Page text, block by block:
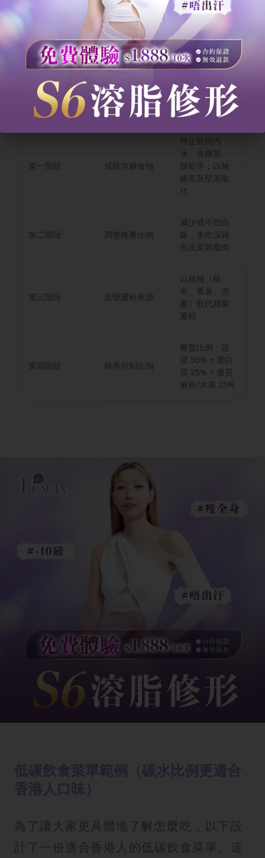
等份：兩份蔬菜，一份蛋白質，一份優質
澱粉或水果。這樣的飲食比例既能維持飽
足感，又能有效控制血糖。
階段 目標 執行重點
第一階段 戒除含糖食物
停止飲用汽
水、含糖茶、
餅乾等；以無
糖茶及堅果取
代
第二階段 調整晚餐比例
減少或不吃白
飯，多吃深綠
色蔬菜與瘦肉
第三階段 改變澱粉來源
以粗糧（糙
米、番薯、燕
麥）取代精製
澱粉
第四階段 精準控制比例
餐盤比例：蔬
菜 50% + 蛋白
質 25% + 優質
澱粉/水果 25%
為了讓大家更具體地了解怎麼吃，以下設
計了一份適合香港人的低碳飲食菜單。這